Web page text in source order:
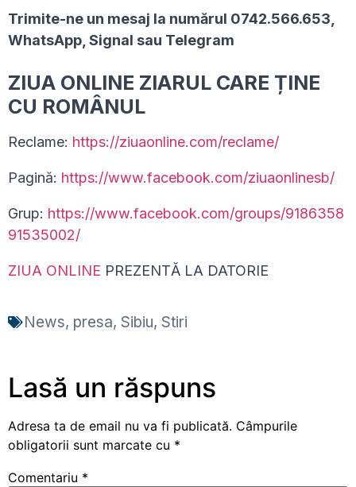
Trimite-ne un mesaj la numărul 0742.566.653,
WhatsApp, Signal sau Telegram
ZIUA ONLINE ZIARUL CARE ȚINE
CU ROMÂNUL
Reclame: https://ziuaonline.com/reclame/
Pagină: https://www.facebook.com/ziuaonlinesb/
Grup: https://www.facebook.com/groups/9186358
91535002/
ZIUA ONLINE PREZENTĂ LA DATORIE
News, presa, Sibiu, Stiri
Lasă un răspuns
Adresa ta de email nu va fi publicată. Câmpurile
obligatorii sunt marcate cu *
Comentariu *